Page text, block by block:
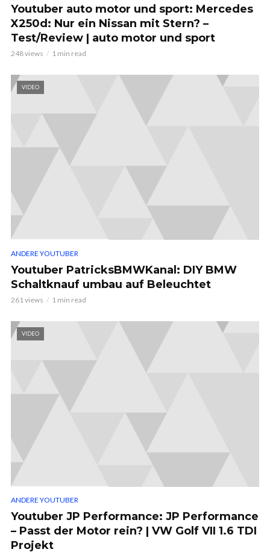
Youtuber auto motor und sport: Mercedes
X250d: Nur ein Nissan mit Stern? –
Test/Review | auto motor und sport
248 views 1 min read
VIDEO
ANDERE YOUTUBER
Youtuber PatricksBMWKanal: DIY BMW
Schaltknauf umbau auf Beleuchtet
261 views 1 min read
VIDEO
ANDERE YOUTUBER
Youtuber JP Performance: JP Performance
– Passt der Motor rein? | VW Golf VII 1.6 TDI
Projekt